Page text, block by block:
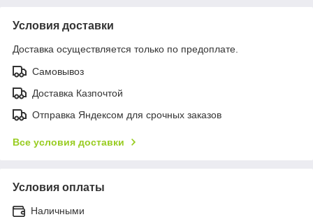
Условия доставки
Доставка осуществляется только по предоплате.
Самовывоз
Доставка Казпочтой
Отправка Яндексом для срочных заказов
Все условия доставки
Условия оплаты
Наличными